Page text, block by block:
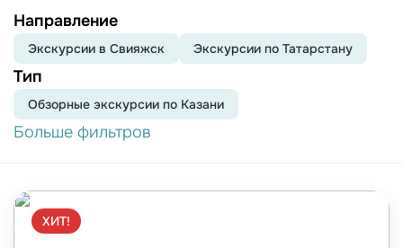
Направление
Экскурсии в Свияжск Экскурсии по Татарстану
Тип
Обзорныe экскурсии по Казани
Больше фильтров
ХИТ!